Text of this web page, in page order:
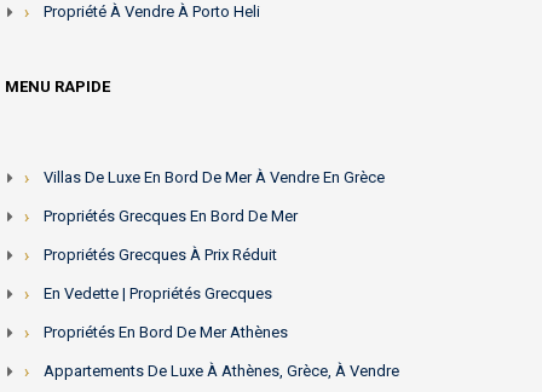
Propriété À Vendre À Porto Heli
MENU RAPIDE
Villas De Luxe En Bord De Mer À Vendre En Grèce
Propriétés Grecques En Bord De Mer
Propriétés Grecques À Prix Réduit
En Vedette | Propriétés Grecques
Propriétés En Bord De Mer Athènes
Appartements De Luxe À Athènes, Grèce, À Vendre